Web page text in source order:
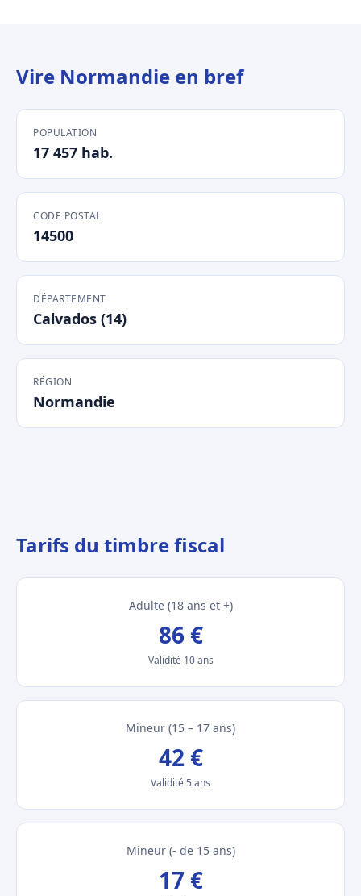
Vire Normandie en bref
POPULATION
17 457 hab.
CODE POSTAL
14500
DÉPARTEMENT
Calvados (14)
RÉGION
Normandie
Tarifs du timbre fiscal
Adulte (18 ans et +)
86 €
Validité 10 ans
Mineur (15 – 17 ans)
42 €
Validité 5 ans
Mineur (- de 15 ans)
17 €